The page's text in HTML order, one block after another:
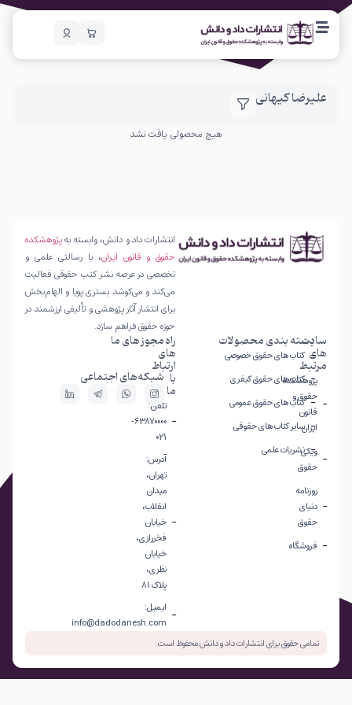
علیرضا کیهانی
هیچ محصولی یافت نشد
انتشارات داد و دانش، وابسته بهپژوهشکده
حقوق و قانون ایران، با رسالتی علمی و
تخصصی در عرصه نشر کتب حقوقی فعالیت
می‌کند و می‌کوشد بستری پویا و الهام‌بخش
برای انتشار آثار پژوهشی و تألیفی ارزشمند در
حوزه حقوق فراهم سازد.
سایت
های
مرتبط
پژوهشکده
حقوق و
قانون
ایران
ویکی
حقوق
روزنامه
دنیای
حقوق
فروشگاه
دسته بندی محصولات
کتاب های حقوق خصوصی
کتاب های حقوق کیفری
کتاب های حقوق عمومی
سایر کتاب های حقوقی
نشریات علمی
راه
های
ارتباط
با
ما
تلفن:
63870000-
021
آدرس:
تهران،
میدان
انقلاب،
خیابان
فخررازی،
خیابان
نظری،
پلاک 81
ایمیل:
info@dadodanesh.com
مجوز های ما
شبکه‌های اجتماعی
تمامی حقوق برای انتشارات داد و دانش محفوظ است.